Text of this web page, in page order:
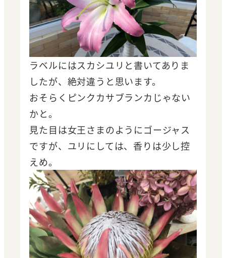
ラベルにはスカシユリと書いてありま
したが、絶対違うと思います。
おそらくピンクカサブランカじゃない
かと。
見た目は女王さまのようにゴージャス
ですが、ユリにしては、香りは少し控
えめ。